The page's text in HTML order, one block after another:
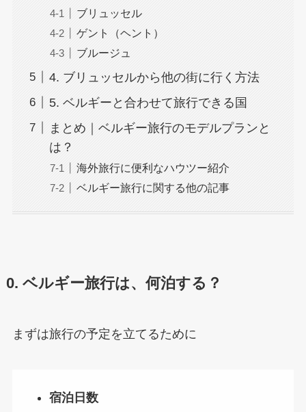
ブリュッセル
ゲント（ヘント）
ブルージュ
4. ブリュッセルから他の街に行く方法
5. ベルギーと合わせて旅行できる国
まとめ｜ベルギー旅行のモデルプランと
は？
海外旅行に便利なハウツー紹介
ベルギー旅行に関する他の記事
0. ベルギー旅行は、何泊する？
まずは旅行の予定を立てるために
宿泊日数